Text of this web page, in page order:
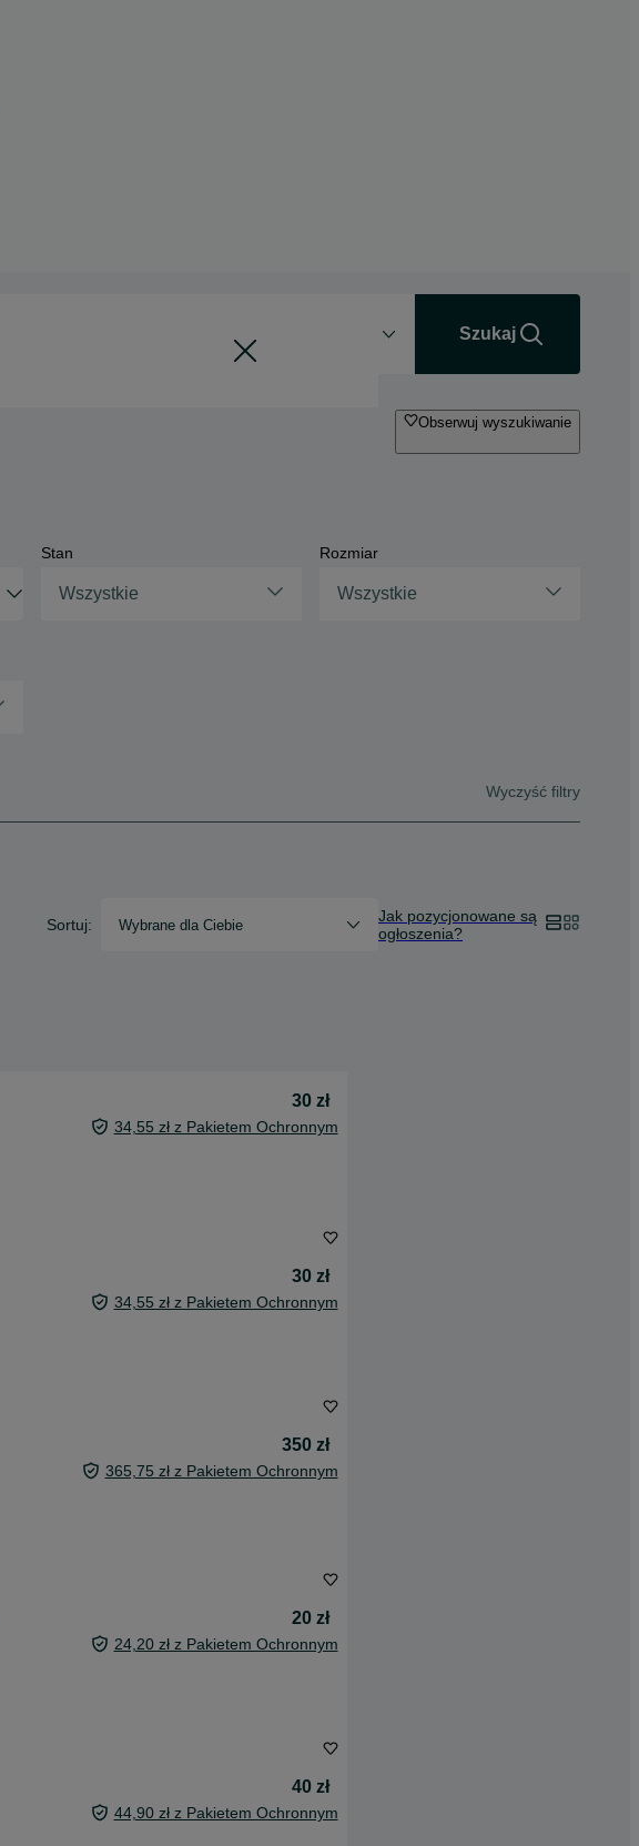
Szukaj
Obserwuj wyszukiwanie
Stan
Wszystkie
Rozmiar
Wszystkie
Wyczyść filtry
Sortuj: Wybrane dla Ciebie
Jak pozycjonowane są
ogłoszenia?
30 zł
34,55 zł z Pakietem Ochronnym
30 zł
34,55 zł z Pakietem Ochronnym
350 zł
365,75 zł z Pakietem Ochronnym
20 zł
24,20 zł z Pakietem Ochronnym
40 zł
44,90 zł z Pakietem Ochronnym